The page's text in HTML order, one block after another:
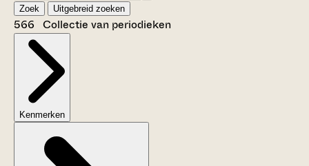
Zoek Uitgebreid zoeken
566 Collectie van periodieken
Kenmerken